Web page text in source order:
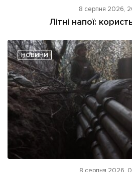
8 серпня 2026,
Літні напої:
НОВИНИ
8 серпня 2026,